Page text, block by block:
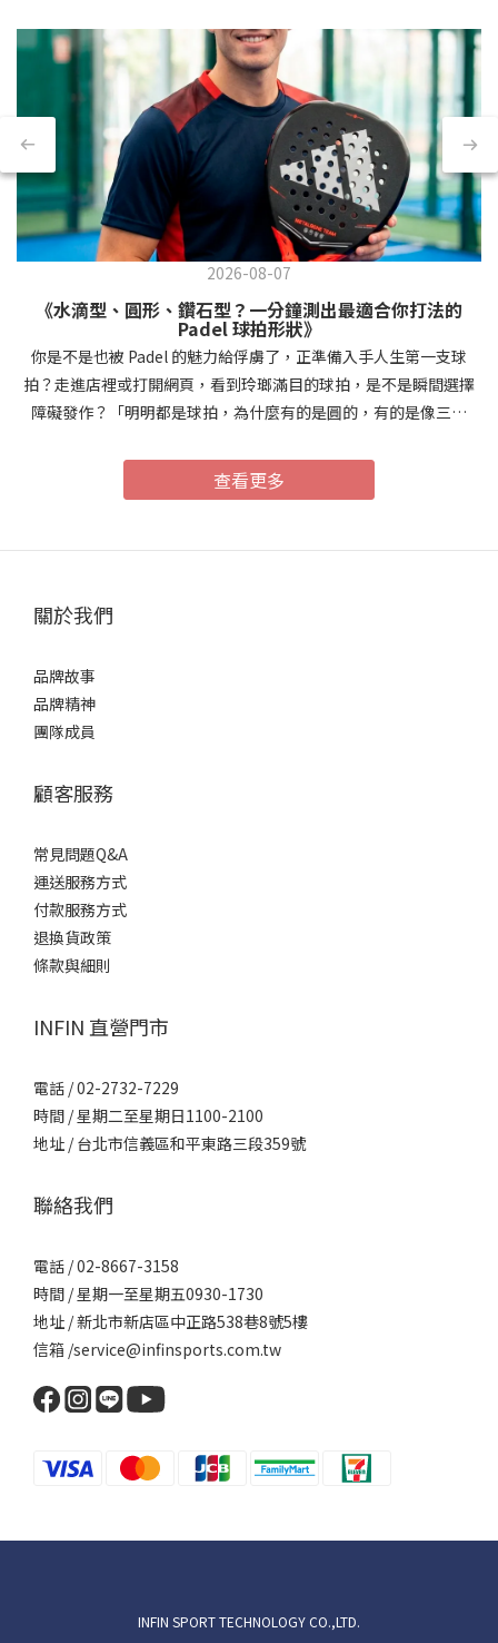
2026-08-07
《水滴型、圓形、鑽石型？一分鐘測出最適合你打法的
Padel 球拍形狀》
你是不是也被 Padel 的魅力給俘虜了，正準備入手人生第一支球
拍？走進店裡或打開網頁，看到玲瑯滿目的球拍，是不是瞬間選擇
障礙發作？「明明都是球拍，為什麼有的是圓的，有的是像三角
Spot）位置、平衡點以及容錯率。今天用一分鐘帶你做個簡單的自
我檢測，秒懂哪一款才是你的「天命球拍」！🧩 快速一分鐘自我檢
Padel 的資歷與頻率？A. 剛接觸的新手，或一週打不到一次的歡樂玩
豐富的進階玩家，最愛網前重扣、追求極致力量。在球場上，你最
殺球（Smash），直接一擊必殺讓對手接不到。你挑選球拍時，最
看重什麼性能？A. 容錯率高、好控制，打到邊邊角角也飛得過去。
B. 攻守兼備，既能防守又能適度加速。C. 威力！極致的力量爆發
拍】選 B 居多： 全能型大師，你需要 【水滴型（淚滴型）球拍】選
解析除了直覺的測驗，身為專業玩家，我們還是要來搞懂這三種形
狀背後的運作邏輯：1. 圓形球拍 (Round Shape) —— 控球至上、新
手的最佳盾牌屬性規格說明平衡點偏向手柄（低平衡，Low
Balance）甜區位置正中央，且範圍最大核心優勢操控性極佳、防守
省力、容錯率最高💡 適合誰？初學者、防守型球員。 因為重量集中
中心，球也不容易噴飛，是建立信心與練習基本功的神器。2. 水滴
格說明平衡點置中（中平衡，Medium Balance）甜區位置中心偏上
一點點，範圍適中核心優勢同時兼顧控球的穩定度與進攻的推進力
💡 適合誰？中階球員、全能型（All-round）玩家。 當你不再只是
進攻威力，同時在防守時又不會讓你覺得太重或太難控制。也是市
場上最受歡迎的萬用款！3. 鑽石型球拍 (Diamond Shape) —— 終極
High Balance）甜區位置拍頭頂端，且範圍較小核心優勢槓桿原理
帶來的極致殺球威力和球速💡 適合誰？進階/高階球員、偏愛進攻的
「重砲手」。 這種球拍的「頭」最重，揮起來最吃力，如果擊球點
不夠精準（沒打在小小的甜區上），球很容易失控。但只要打中甜
區，那種毀滅性的殺球力道是其他形狀無法比擬的。💡 除了形狀，
買球拍還要看這兩點！文章的最後，別忘了提醒讀者，形狀只是第
350g - 365g，比較不會造成手腕與手肘（網球肘）的負擔。男生/
適合你的球拍！選球拍就像選隊友，懂你的打法才能發揮 1+1>2 的
查看更多
關於我們
品牌故事
品牌精神
團隊成員
顧客服務
常見問題Q&A
運送服務方式
付款服務方式
退換貨政策
條款與細則
INFIN 直營門市
電話 / 02-2732-7229
時間 / 星期二至星期日1100-2100
地址 / 台北市信義區和平東路三段359號
聯絡我們
電話 / 02-8667-3158
時間 / 星期一至星期五0930-1730
地址 / 新北市新店區中正路538巷8號5樓
信箱 /service@infinsports.com.tw
INFIN SPORT TECHNOLOGY CO.,LTD.